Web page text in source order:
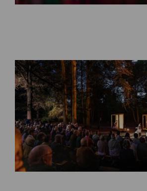
Festivalseizoen 2026
29 mei 2026